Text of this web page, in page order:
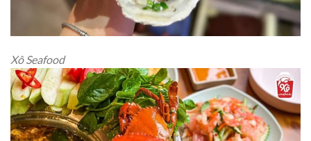
Xô Seafood